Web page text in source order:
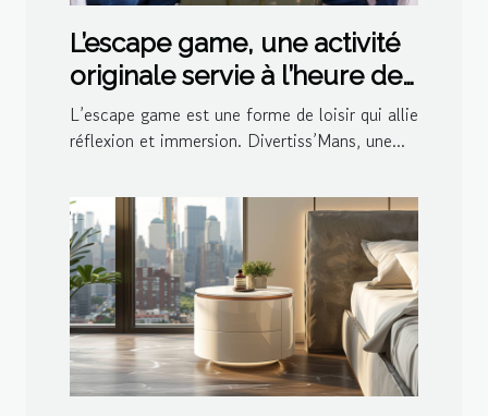
L’escape game, une activité
originale servie à l’heure de
l’apéro par Divertiss’Mans
L’escape game est une forme de loisir qui allie
réflexion et immersion. Divertiss’Mans, une...